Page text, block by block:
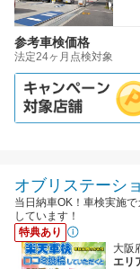
参考車検価格
法定24ヶ月点検対象
オブリステーシ
当日納車OK！車検実施
しています！
特典あり
大阪
エリ